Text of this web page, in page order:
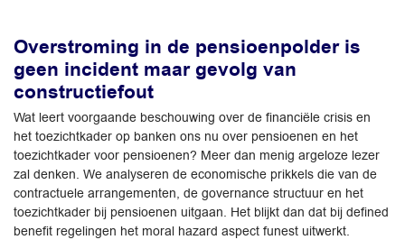
Overstroming in de pensioenpolder is
geen incident maar gevolg van
constructiefout
Wat leert voorgaande beschouwing over de financiële crisis en
het toezichtkader op banken ons nu over pensioenen en het
toezichtkader voor pensioenen? Meer dan menig argeloze lezer
zal denken. We analyseren de economische prikkels die van de
contractuele arrangementen, de governance structuur en het
toezichtkader bij pensioenen uitgaan. Het blijkt dan dat bij defined
benefit regelingen het moral hazard aspect funest uitwerkt.